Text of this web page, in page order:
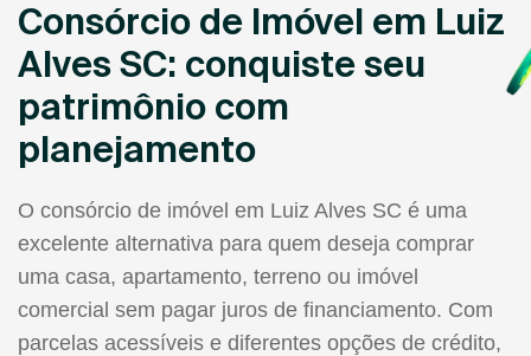
Consórcio de Imóvel em Luiz
Alves SC: conquiste seu
patrimônio com
planejamento
O consórcio de imóvel em Luiz Alves SC é uma
excelente alternativa para quem deseja comprar
uma casa, apartamento, terreno ou imóvel
comercial sem pagar juros de financiamento. Com
parcelas acessíveis e diferentes opções de crédito,